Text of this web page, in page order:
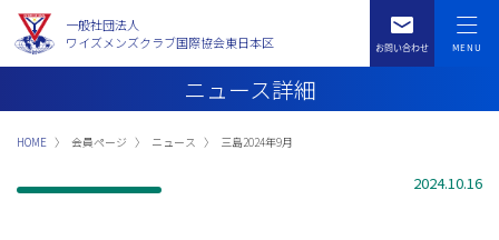
一般社団法人
ワイズメンズクラブ国際協会東日本区
ニュース詳細
HOME 会員ページ ニュース 三島2024年9月
2024.10.16